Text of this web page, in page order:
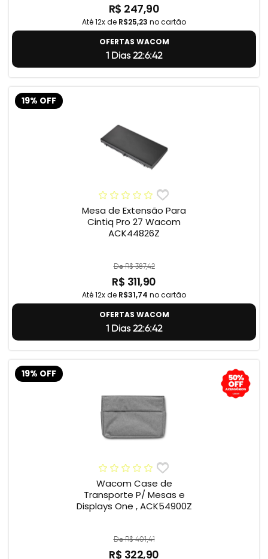
R$ 247,90
Até 12x de R$25,23 no cartão
OFERTAS WACOM
1 Dias 22:6:41
19% OFF
Mesa de Extensão Para
Cintiq Pro 27 Wacom
ACK44826Z
De R$ 387,42
R$ 311,90
Até 12x de R$31,74 no cartão
OFERTAS WACOM
1 Dias 22:6:41
19% OFF
Wacom Case de
Transporte P/ Mesas e
Displays One , ACK54900Z
De R$ 401,41
R$ 322,90